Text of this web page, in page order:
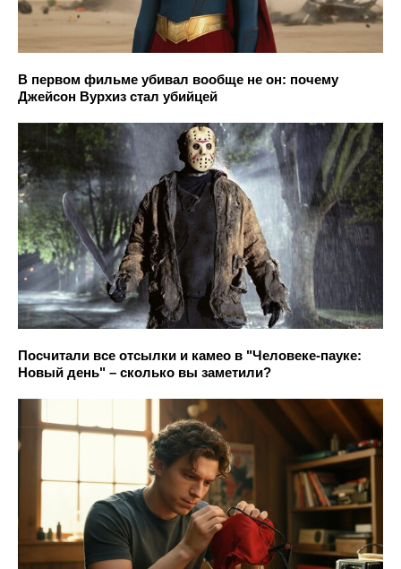
В первом фильме убивал вообще не он: почему
Джейсон Вурхиз стал убийцей
Посчитали все отсылки и камео в "Человеке-пауке:
Новый день" – сколько вы заметили?